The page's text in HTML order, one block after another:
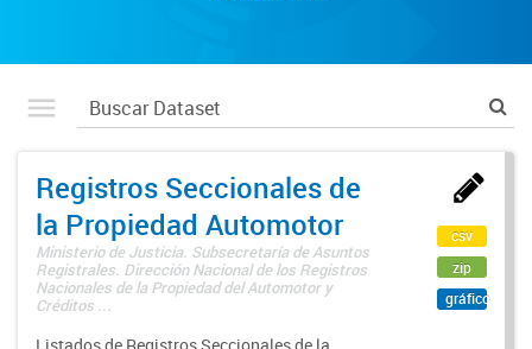
Registros Seccionales de
la Propiedad Automotor
Ministerio de Justicia. Subsecretaría de Asuntos
Registrales. Dirección Nacional de los Registros
Nacionales de la Propiedad del Automotor y
Créditos ...
csv
zip
gráfico